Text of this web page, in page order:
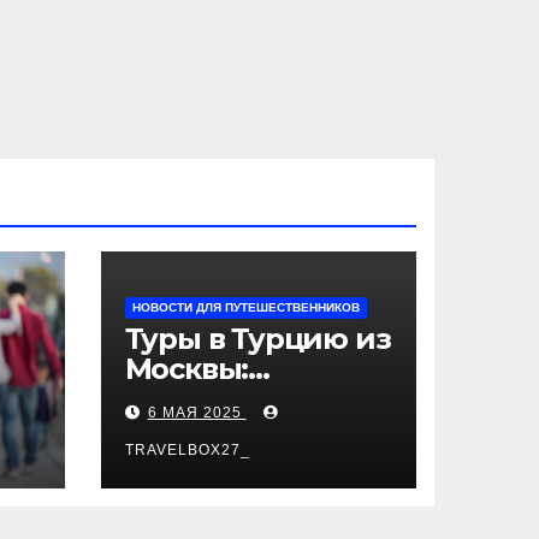
НОВОСТИ ДЛЯ ПУТЕШЕСТВЕННИКОВ
Туры в Турцию из
Москвы:
пляжный отдых,
экскурсии и
лучшие курорты
6 МАЯ 2025
TRAVELBOX27_